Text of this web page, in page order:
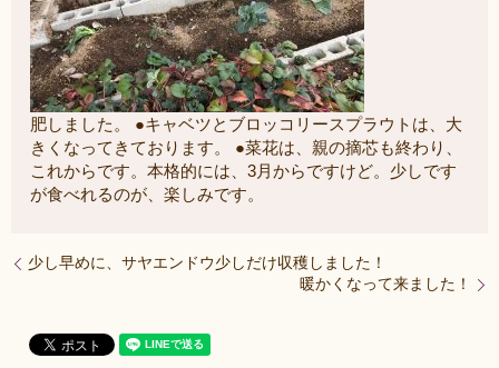
肥しました。 ●キャベツとブロッコリースプラウトは、大
きくなってきております。 ●菜花は、親の摘芯も終わり、
これからです。本格的には、3月からですけど。少しです
が食べれるのが、楽しみです。
少し早めに、サヤエンドウ少しだけ収穫しました！
暖かくなって来ました！